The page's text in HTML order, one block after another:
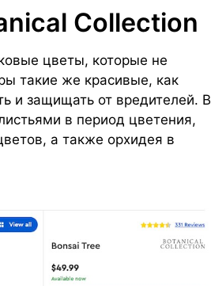
Collection
цветы, которые не
такие же красивые, как
и защищать от вредителей. В
в период цветения,
а также орхидея в